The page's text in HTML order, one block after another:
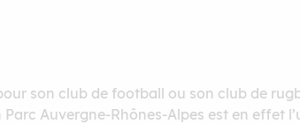
son club de football ou son club de
Parc Auvergne-Rhônes-Alpes est en effet